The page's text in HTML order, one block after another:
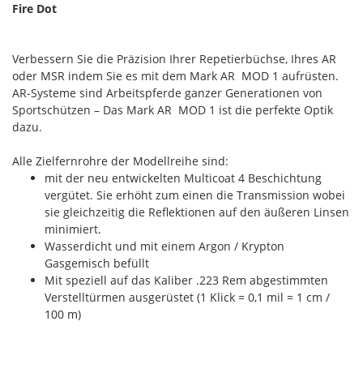
Fire Dot
Verbessern Sie die Präzision Ihrer Repetierbüchse, Ihres AR
oder MSR indem Sie es mit dem Mark AR MOD 1 aufrüsten.
AR-Systeme sind Arbeitspferde ganzer Generationen von
Sportschützen – Das Mark AR MOD 1 ist die perfekte Optik
dazu.
Alle Zielfernrohre der Modellreihe sind:
mit der neu entwickelten Multicoat 4 Beschichtung
vergütet. Sie erhöht zum einen die Transmission wobei
sie gleichzeitig die Reflektionen auf den äußeren Linsen
minimiert.
Wasserdicht und mit einem Argon / Krypton
Gasgemisch befüllt
Mit speziell auf das Kaliber .223 Rem abgestimmten
Verstelltürmen ausgerüstet (1 Klick = 0,1 mil = 1 cm /
100 m)